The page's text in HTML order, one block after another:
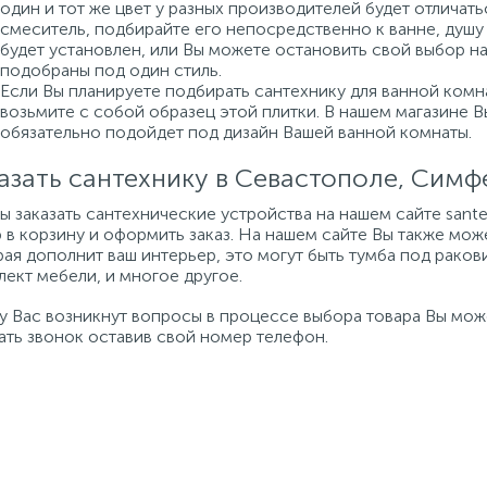
один и тот же цвет у разных производителей будет
смеситель, подбирайте его непосредственно к ванне,
будет установлен, или Вы можете остановить свой выбор
подобраны под один стиль.
Если Вы планируете подбирать сантехнику для ванной
возьмите с собой образец этой плитки. В нашем магазине
обязательно подойдет под дизайн Вашей ванной комнаты.
сантехнику в Севастополе,
заказать сантехнические устройства на нашем сайте
в корзину и оформить заказ. На нашем сайте Вы также
дополнит ваш интерьер, это могут быть тумба под
мебели, и многое другое.
Вас возникнут вопросы в процессе выбора товара Вы
звонок оставив свой номер телефон.